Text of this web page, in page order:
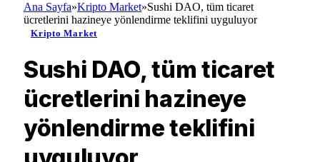
Ana Sayfa»Kripto Market»Sushi DAO, tüm ticaret
ücretlerini hazineye yönlendirme teklifini uyguluyor
Kripto Market
Sushi DAO, tüm ticaret
ücretlerini hazineye
yönlendirme teklifini